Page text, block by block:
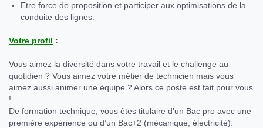
Etre force de proposition et participer aux optimisations de la
conduite des lignes.
Votre profil :
Vous aimez la diversité dans votre travail et le challenge au
quotidien ? Vous aimez votre métier de technicien mais vous
aimez aussi animer une équipe ? Alors ce poste est fait pour vous
!
De formation technique, vous êtes titulaire d’un Bac pro avec une
première expérience ou d’un Bac+2 (mécanique, électricité).